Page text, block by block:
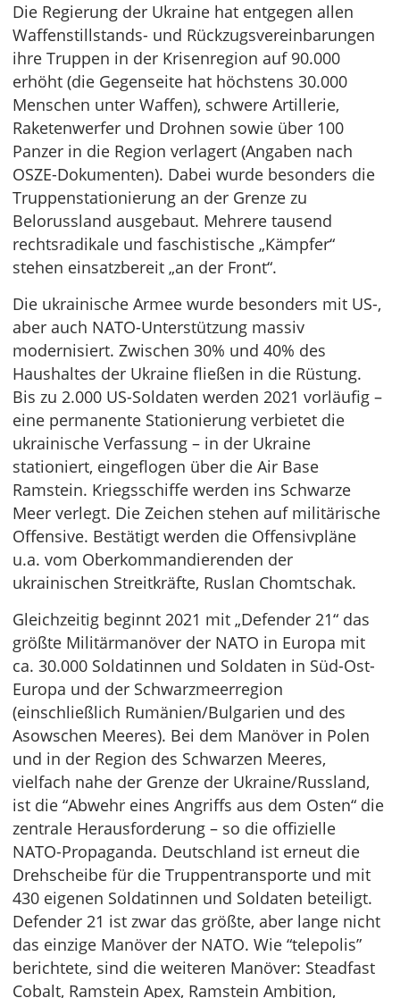
Die Regierung der Ukraine hat entgegen allen
Waffenstillstands- und Rückzugsvereinbarungen
ihre Truppen in der Krisenregion auf 90.000
erhöht (die Gegenseite hat höchstens 30.000
Menschen unter Waffen), schwere Artillerie,
Raketenwerfer und Drohnen sowie über 100
Panzer in die Region verlagert (Angaben nach
OSZE-Dokumenten). Dabei wurde besonders die
Truppenstationierung an der Grenze zu
Belorussland ausgebaut. Mehrere tausend
rechtsradikale und faschistische „Kämpfer“
stehen einsatzbereit „an der Front“.
Die ukrainische Armee wurde besonders mit US-,
aber auch NATO-Unterstützung massiv
modernisiert. Zwischen 30% und 40% des
Haushaltes der Ukraine fließen in die Rüstung.
Bis zu 2.000 US-Soldaten werden 2021 vorläufig –
eine permanente Stationierung verbietet die
ukrainische Verfassung – in der Ukraine
stationiert, eingeflogen über die Air Base
Ramstein. Kriegsschiffe werden ins Schwarze
Meer verlegt. Die Zeichen stehen auf militärische
Offensive. Bestätigt werden die Offensivpläne
u.a. vom Oberkommandierenden der
ukrainischen Streitkräfte, Ruslan Chomtschak.
Gleichzeitig beginnt 2021 mit „Defender 21“ das
größte Militärmanöver der NATO in Europa mit
ca. 30.000 Soldatinnen und Soldaten in Süd-Ost-
Europa und der Schwarzmeerregion
(einschließlich Rumänien/Bulgarien und des
Asowschen Meeres). Bei dem Manöver in Polen
und in der Region des Schwarzen Meeres,
vielfach nahe der Grenze der Ukraine/Russland,
ist die “Abwehr eines Angriffs aus dem Osten“ die
zentrale Herausforderung – so die offizielle
NATO-Propaganda. Deutschland ist erneut die
Drehscheibe für die Truppentransporte und mit
430 eigenen Soldatinnen und Soldaten beteiligt.
Defender 21 ist zwar das größte, aber lange nicht
das einzige Manöver der NATO. Wie “telepolis”
berichtete, sind die weiteren Manöver: Steadfast
Cobalt, Ramstein Apex, Ramstein Ambition,